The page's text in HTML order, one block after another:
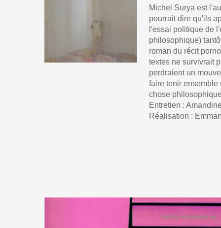
Michel Surya est
pourrait dire qu'ils
l'essai politique de
philosophique)
roman du récit
textes ne survivrait
perdraient un
faire tenir ensemble
chose
Entretien :
Réalisation :